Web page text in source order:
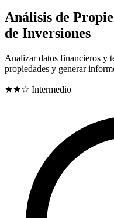
Análisis de
de Inversiones
Analizar datos financieros y
propiedades y generar
★★☆ Intermedio